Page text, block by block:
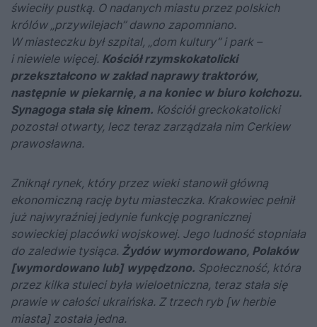
świeciły pustką. O nadanych miastu przez polskich
królów „przywilejach” dawno zapomniano.
W miasteczku był szpital, „dom kultury” i park –
i niewiele więcej. Kościół rzymskokatolicki
przekształcono w zakład naprawy traktorów,
następnie w piekarnię, a na koniec w biuro kołchozu.
Synagoga stała się kinem. Kościół greckokatolicki
pozostał otwarty, lecz teraz zarządzała nim Cerkiew
prawosławna.
Zniknął rynek, który przez wieki stanowił główną
ekonomiczną rację bytu miasteczka. Krakowiec pełnił
już najwyraźniej jedynie funkcję pogranicznej
sowieckiej placówki wojskowej. Jego ludność stopniała
do zaledwie tysiąca. Żydów wymordowano, Polaków
[wymordowano lub] wypędzono. Społeczność, która
przez kilka stuleci była wieloetniczna, teraz stała się
prawie w całości ukraińska. Z trzech ryb [w herbie
miasta] została jedna.